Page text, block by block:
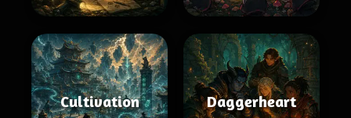
Cultivation Daggerheart